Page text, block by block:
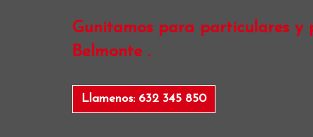
Gunitamos para particulares y
Belmonte .
Llamenos: 632 345 850